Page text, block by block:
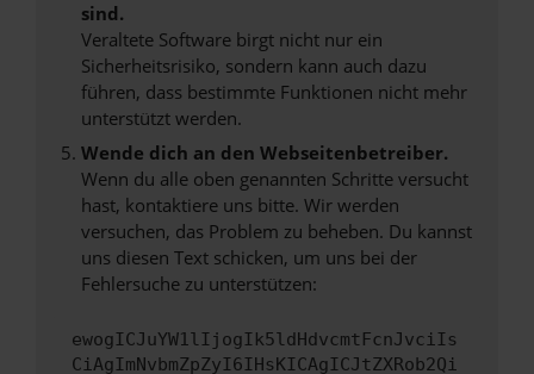
sind.
Veraltete Software birgt nicht nur ein
Sicherheitsrisiko, sondern kann auch dazu
führen, dass bestimmte Funktionen nicht mehr
unterstützt werden.
Wende dich an den Webseitenbetreiber.
Wenn du alle oben genannten Schritte versucht
hast, kontaktiere uns bitte. Wir werden
versuchen, das Problem zu beheben. Du kannst
uns diesen Text schicken, um uns bei der
Fehlersuche zu unterstützen:
ewogICJuYW1lIjogIk5ldHdvcmtFcnJvciIs
CiAgImNvbmZpZyI6IHsKICAgICJtZXRob2Qi